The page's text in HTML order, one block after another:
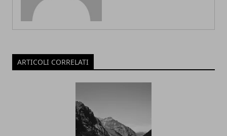
ARTICOLI CORRELATI